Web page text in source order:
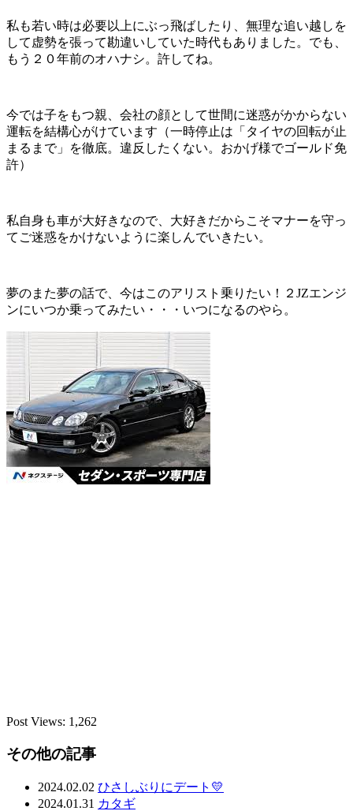
私も若い時は必要以上にぶっ飛ばしたり、無理な追い越しを
して虚勢を張って勘違いしていた時代もありました。でも、
もう２０年前のオハナシ。許してね。
今では子をもつ親、会社の顔として世間に迷惑がかからない
運転を結構心がけています（一時停止は「タイヤの回転が止
まるまで」を徹底。違反したくない。おかげ様でゴールド免
許）
私自身も車が大好きなので、大好きだからこそマナーを守っ
てご迷惑をかけないように楽しんでいきたい。
夢のまた夢の話で、今はこのアリスト乗りたい！２JZエンジ
ンにいつか乗ってみたい・・・いつになるのやら。
Post Views: 1,262
その他の記事
2024.02.02 ひさしぶりにデート💛
2024.01.31 カタギ